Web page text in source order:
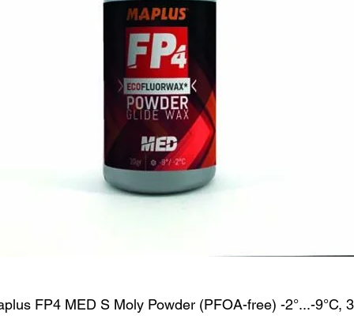
FP4 MED S Moly Powder (PFOA-free) -2°...-9°C,